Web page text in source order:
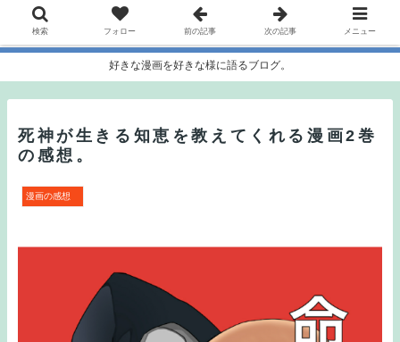
好きな漫画を好きな様に語るブログ。
死神が生きる知恵を教えてくれる漫画2巻
の感想。
漫画の感想
検索 フォロー 前の記事 次の記事 メニュー